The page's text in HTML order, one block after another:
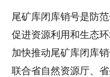
尾矿库闭库销号是防
促进资源利用和生态
加快推动尾矿库闭库
联合省自然资源厅、